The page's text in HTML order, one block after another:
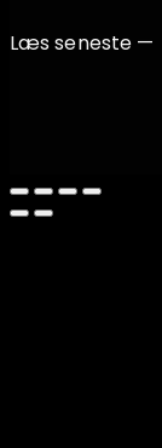
Læs seneste —